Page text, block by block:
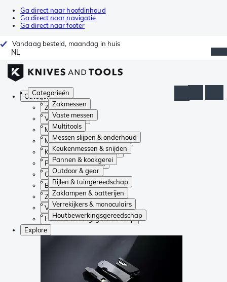
Ga direct naar hoofdinhoud
Ga direct naar navigatie
Ga direct naar footer
Vandaag besteld, maandag in huis
NL
Categorieën
Zakmessen
Vaste messen
Multitools
Messen slijpen & onderhoud
Keukenmessen & snijden
Pannen & kookgerei
Outdoor & gear
Bijlen & tuingereedschap
Zaklampen & batterijen
Verrekijkers & monoculairs
Houtbewerkingsgereedschap
Categorieën
Zakmessen
Vaste messen
Multitools
Messen slijpen & onderhoud
Keukenmessen & snijden
Pannen & kookgerei
Outdoor & gear
Bijlen & tuingereedschap
Zaklampen & batterijen
Verrekijkers & monoculairs
Houtbewerkingsgereedschap
Explore